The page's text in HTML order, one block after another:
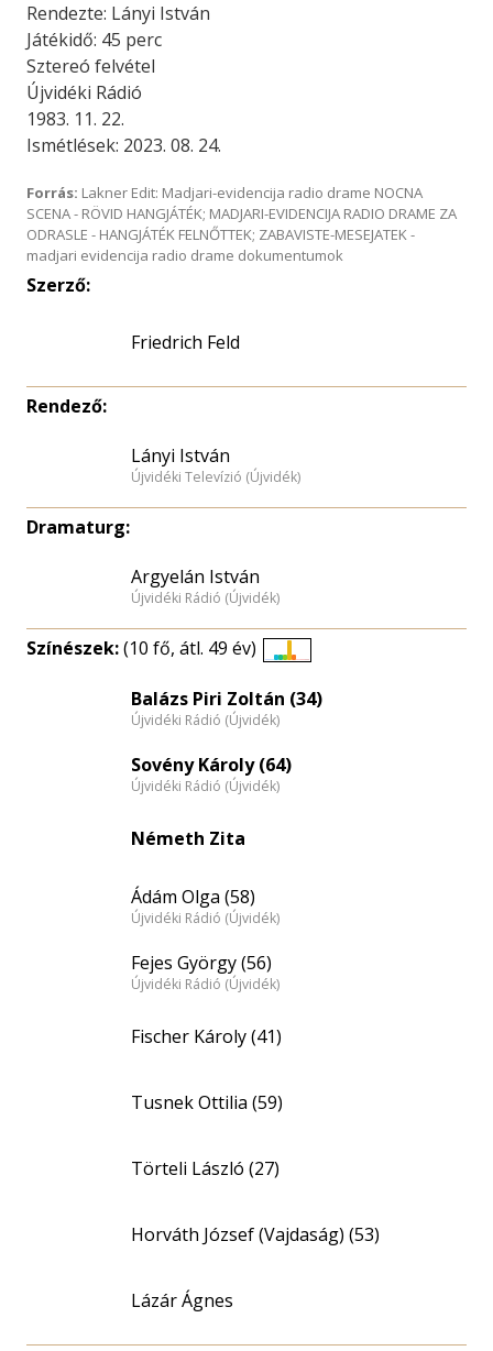
Rendezte: Lányi István
Játékidő: 45 perc
Sztereó felvétel
Újvidéki Rádió
1983. 11. 22.
Ismétlések: 2023. 08. 24.
Forrás: Lakner Edit: Madjari-evidencija radio drame NOCNA
SCENA - RÖVID HANGJÁTÉK; MADJARI-EVIDENCIJA RADIO DRAME ZA
ODRASLE - HANGJÁTÉK FELNŐTTEK; ZABAVISTE-MESEJATEK -
madjari evidencija radio drame dokumentumok
Szerző:
Friedrich Feld
Rendező:
Lányi István
Újvidéki Televízió (Újvidék)
Dramaturg:
Argyelán István
Újvidéki Rádió (Újvidék)
Színészek:(10 fő, átl. 49 év)
eloszlás
Balázs Piri Zoltán (34)
Újvidéki Rádió (Újvidék)
Sovény Károly (64)
Újvidéki Rádió (Újvidék)
Németh Zita
Ádám Olga (58)
Újvidéki Rádió (Újvidék)
Fejes György (56)
Újvidéki Rádió (Újvidék)
Fischer Károly (41)
Tusnek Ottilia (59)
Törteli László (27)
Horváth József (Vajdaság) (53)
Lázár Ágnes